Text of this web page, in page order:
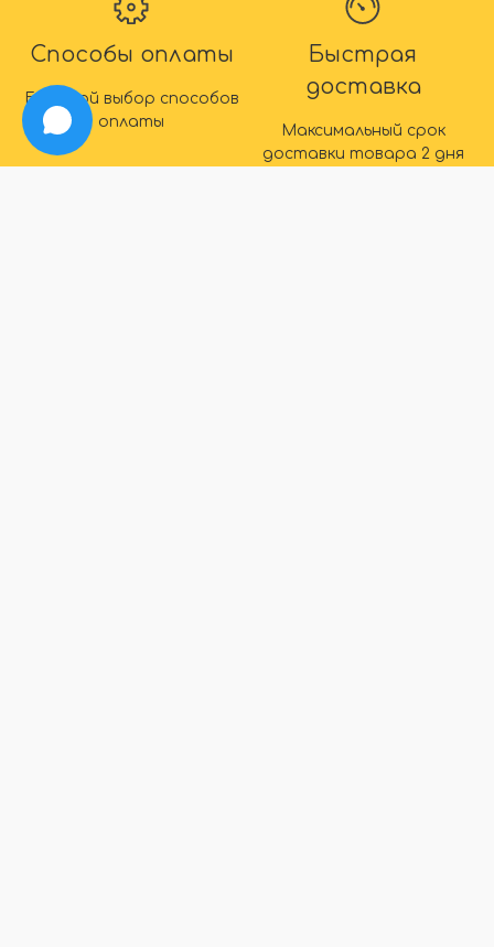
Способы оплаты
Большой выбор способов
оплаты
Быстрая
доставка
Максимальный срок
доставки товара 2 дня